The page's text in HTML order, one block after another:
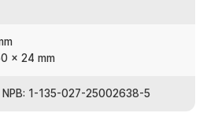
disebut sebagai inbow dus.
WEJ5911, Broco B101-
x 24 mm
NPB: 1-135-027-25002638-5